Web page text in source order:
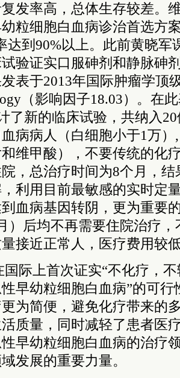
发率高，总体生存较差。
粒细胞白血病诊治首选方
达到90%以上。此前黄晓军
验证实口服砷剂和静脉砷
表于2013年国际肿瘤学顶
（影响因子18.03）。在
了新的临床试验，共纳入
病病人（白细胞小于1万
和维甲酸），不要传统的化
，总治疗时间为8个月，
利用目前最敏感的实时定
血病基因转阴，更为重要
）后均不再需要住院治疗
接近正常人，医疗费用较
国际上首次证实“不化疗，
早幼粒细胞白血病”的可
为简便，避免化疗带来的
质量，同时减轻了患者医
早幼粒细胞白血病的治疗
发展的重要力量。